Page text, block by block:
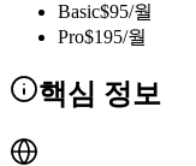
Basic$95/월
Pro$195/월
핵심 정보